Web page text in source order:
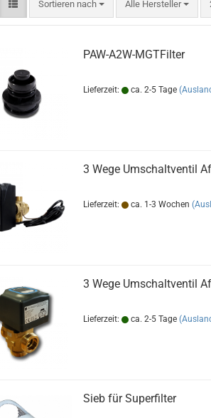
Sortieren nach
Sortieren nach Alle Hersteller
PAW-A2W-MGTFilter
Lieferzeit: ca. 2-5 Tage
3 Wege Umschaltventil
Lieferzeit: ca. 1-3 Wochen
3 Wege Umschaltventil
Lieferzeit: ca. 2-5 Tage
Sieb für Superfilter